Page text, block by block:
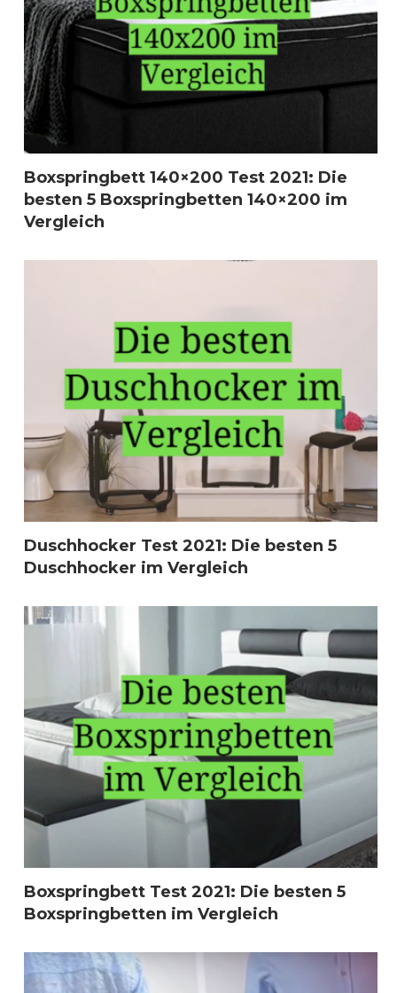
Boxspringbett 140×200 Test 2021: Die
besten 5 Boxspringbetten 140×200 im
Vergleich
Duschhocker Test 2021: Die besten 5
Duschhocker im Vergleich
Boxspringbett Test 2021: Die besten 5
Boxspringbetten im Vergleich